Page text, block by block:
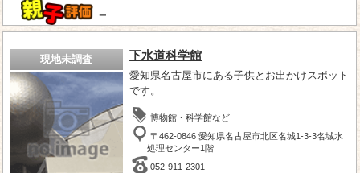
－
現地未調査 下水道科学館
愛知県名古屋市にある子供とお出かけスポット
です。
博物館・科学館など
〒462-0846 愛知県名古屋市北区名城1-3-3名城水
処理センター1階
052-911-2301